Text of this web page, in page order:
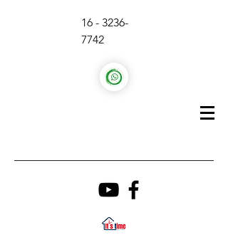
16 - 3236-
7742